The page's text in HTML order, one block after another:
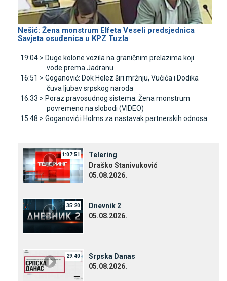
Nešić: Žena monstrum Elfeta Veseli predsjednica
Savjeta osuđenica u KPZ Tuzla
19:04 > Duge kolone vozila na graničnim prelazima koji
vode prema Јadranu
16:51 > Goganović: Dok Helez širi mržnju, Vučića i Dodika
čuva ljubav srpskog naroda
16:33 > Poraz pravosudnog sistema: Žena monstrum
povremeno na slobodi (VIDEO)
15:48 > Goganović i Holms za nastavak partnerskih odnosa
1:07:51
Telering
Draško Stanivuković
05.08.2026.
35:20
Dnevnik 2
05.08.2026.
29:40
Srpska Danas
05.08.2026.